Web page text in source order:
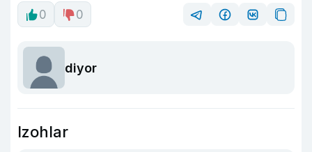
0 0
diyor
Izohlar